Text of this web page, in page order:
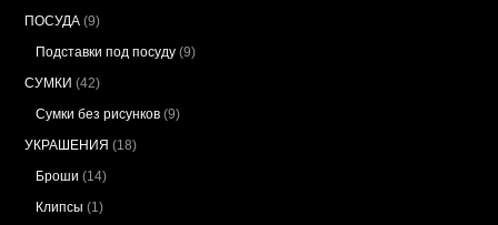
ПОСУДА (9)
Подставки под посуду (9)
СУМКИ (42)
Сумки без рисунков (9)
УКРАШЕНИЯ (18)
Броши (14)
Клипсы (1)